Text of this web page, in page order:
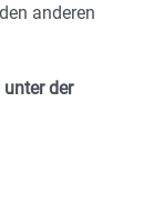
anderen
der